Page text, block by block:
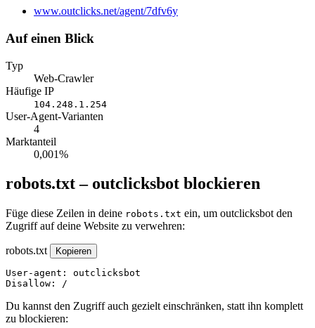
Website
www.outclicks.net/agent/7dfv6y
Auf einen Blick
Typ
Web-Crawler
Häufige IP
104.248.1.254
User-Agent-Varianten
4
Marktanteil
0,001%
robots.txt – outclicksbot blockieren
Füge diese Zeilen in deine robots.txt ein, um outclicksbot den
Zugriff auf deine Website zu verwehren:
robots.txt Kopieren
User-agent: outclicksbot
Disallow: /
Du kannst den Zugriff auch gezielt einschränken, statt ihn komplett
zu blockieren: